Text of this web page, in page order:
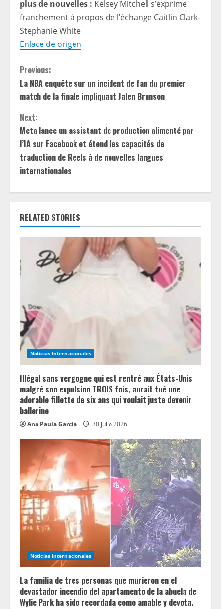
plus de nouvelles : Kelsey Mitchell s’exprime
franchement à propos de l’échange Caitlin Clark-
Stephanie White
Enlace de origen
C
o
n
t
i
n
u
e
R
e
a
d
i
n
g
Previous:
La NBA enquête sur un incident de fan du premier
match de la finale impliquant Jalen Brunson
Next:
Meta lance un assistant de production alimenté par
l’IA sur Facebook et étend les capacités de
traduction de Reels à de nouvelles langues
internationales
RELATED STORIES
Noticias Internacionales
Illégal sans vergogne qui est rentré aux États-Unis
malgré son expulsion TROIS fois, aurait tué une
adorable fillette de six ans qui voulait juste devenir
ballerine
Ana Paula García 30 julio 2026
Noticias Internacionales
La familia de tres personas que murieron en el
devastador incendio del apartamento de la abuela de
Wylie Park ha sido recordada como amable y devota.